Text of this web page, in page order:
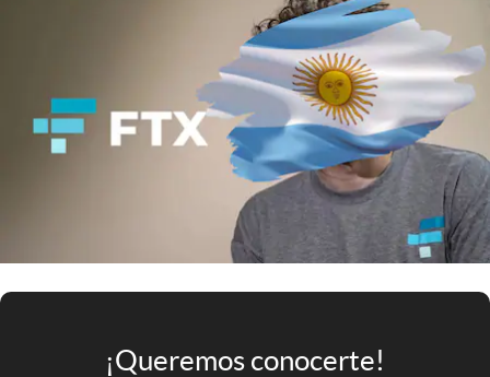
Eventos Corporativos
Argentina
¡Queremos conocerte!